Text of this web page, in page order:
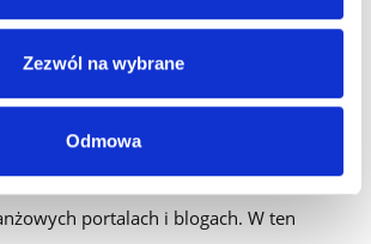
Zezwól na wybrane
Odmowa
artykuły gościnne i
na promocję programu
sieci jest publikacja gościnnych artykułów
portalach i blogach. W ten